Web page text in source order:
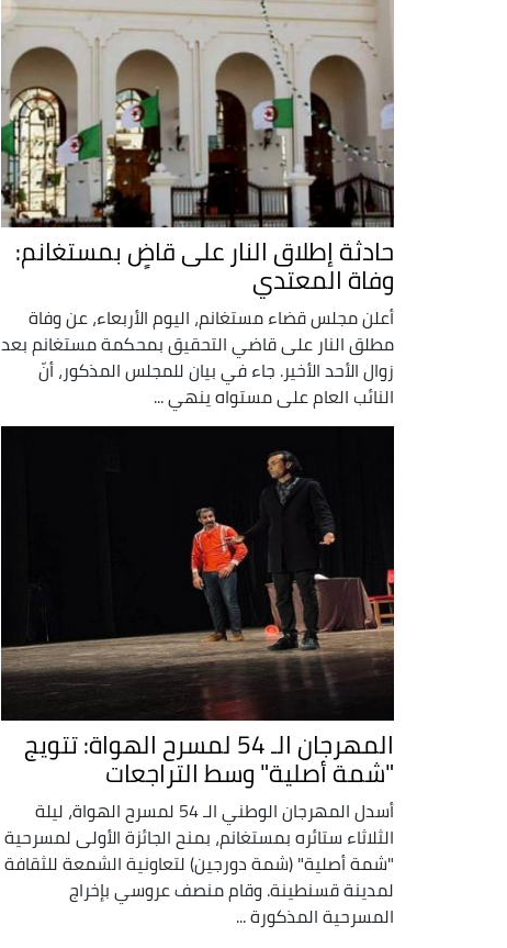
حادثة إطلاق النار على قاضٍ بمستغانم:
وفاة المعتدي
أعلن مجلس قضاء مستغانم، اليوم الأربعاء، عن وفاة
مطلق النار على قاضي التحقيق بمحكمة مستغانم بعد
زوال الأحد الأخير. جاء في بيان للمجلس المذكور، أنّ
النائب العام على مستواه ينهي ...
المهرجان الـ 54 لمسرح الهواة: تتويج
"شمة أصلية" وسط التراجعات
أسدل المهرجان الوطني الـ 54 لمسرح الهواة، ليلة
الثلاثاء ستائره بمستغانم، بمنح الجائزة الأولى لمسرحية
"شمة أصلية" (شمة دورجين) لتعاونية الشمعة للثقافة
لمدينة قسنطينة. وقام منصف عروسي بإخراج
المسرحية المذكورة ...